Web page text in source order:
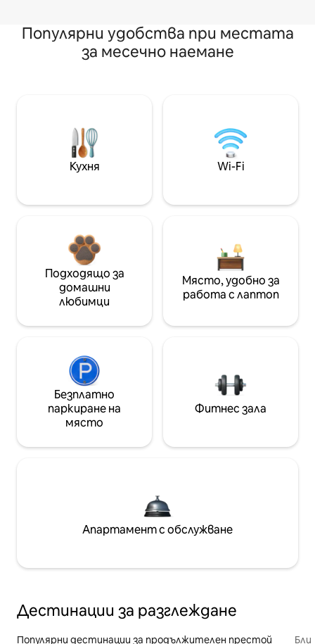
Популярни удобства при местата
за месечно наемане
Кухня Wi-Fi
Подходящо за
домашни
любимци
Място, удобно за
работа с лаптоп
Безплатно
паркиране на
място
Фитнес зала
Апартамент с обслужване
Дестинации за разглеждане
Популярни дестинации за продължителен престой